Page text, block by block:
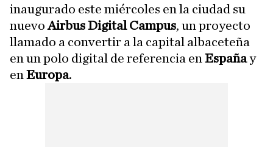
inaugurado este miércoles en la ciudad su
nuevoAirbus Digital Campus, un proyecto
llamado a convertir a la capital albaceteña
en un polo digital de referencia en Españay
en Europa.